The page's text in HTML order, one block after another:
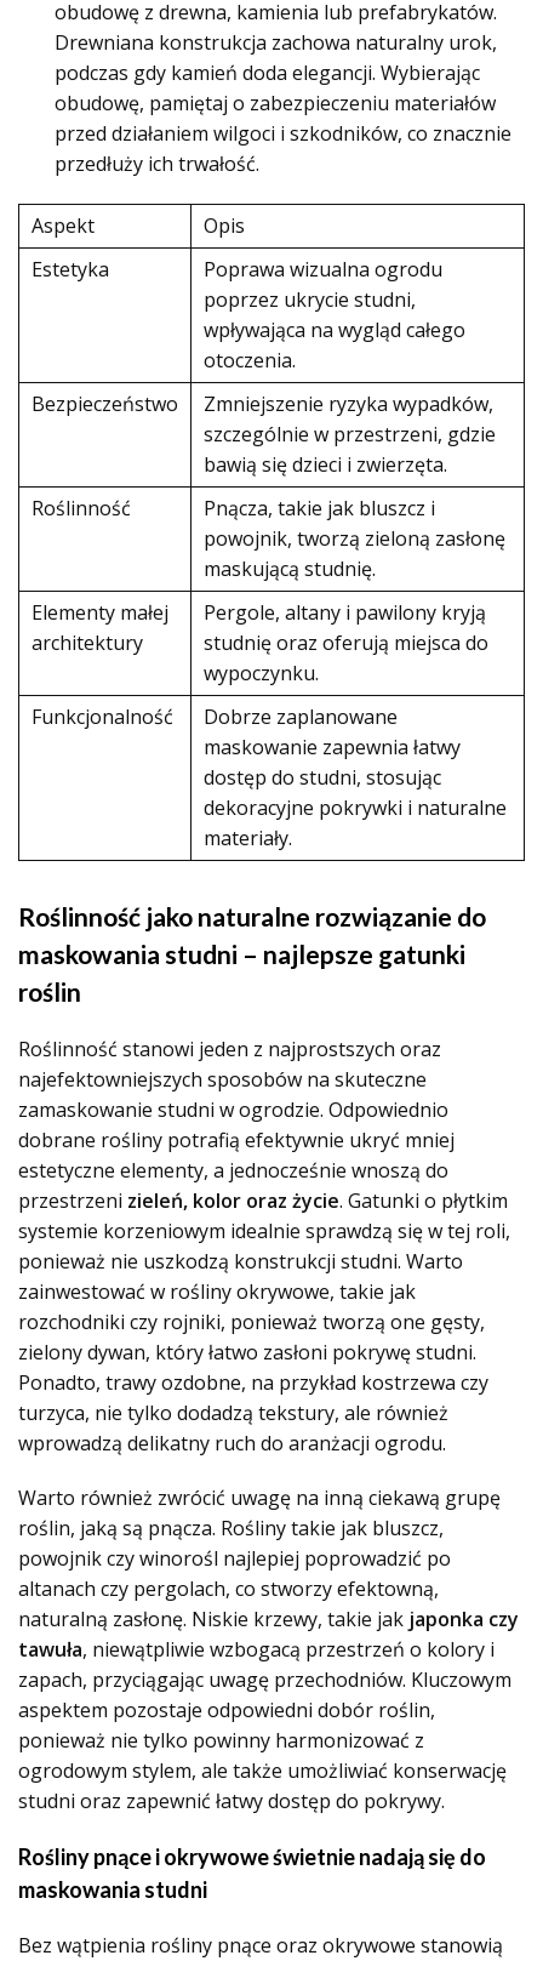
obudowę z drewna, kamienia lub prefabrykatów.
Drewniana konstrukcja zachowa naturalny urok,
podczas gdy kamień doda elegancji. Wybierając
obudowę, pamiętaj o zabezpieczeniu materiałów
przed działaniem wilgoci i szkodników, co znacznie
przedłuży ich trwałość.
Aspekt
Opis
Estetyka
Poprawa wizualna ogrodu
poprzez ukrycie studni,
wpływająca na wygląd całego
otoczenia.
Bezpieczeństwo
Zmniejszenie ryzyka wypadków,
szczególnie w przestrzeni, gdzie
bawią się dzieci i zwierzęta.
Roślinność
Pnącza, takie jak bluszcz i
powojnik, tworzą zieloną zasłonę
maskującą studnię.
Elementy małej
architektury
Pergole, altany i pawilony kryją
studnię oraz oferują miejsca do
wypoczynku.
Funkcjonalność
Dobrze zaplanowane
maskowanie zapewnia łatwy
dostęp do studni, stosując
dekoracyjne pokrywki i naturalne
materiały.
Roślinność jako naturalne rozwiązanie do
maskowania studni – najlepsze gatunki
roślin
Roślinność stanowi jeden z najprostszych oraz
najefektowniejszych sposobów na skuteczne
zamaskowanie studni w ogrodzie. Odpowiednio
dobrane rośliny potrafią efektywnie ukryć mniej
estetyczne elementy, a jednocześnie wnoszą do
przestrzeni zieleń, kolor oraz życie. Gatunki o płytkim
systemie korzeniowym idealnie sprawdzą się w tej roli,
ponieważ nie uszkodzą konstrukcji studni. Warto
zainwestować w rośliny okrywowe, takie jak
rozchodniki czy rojniki, ponieważ tworzą one gęsty,
zielony dywan, który łatwo zasłoni pokrywę studni.
Ponadto, trawy ozdobne, na przykład kostrzewa czy
turzyca, nie tylko dodadzą tekstury, ale również
wprowadzą delikatny ruch do aranżacji ogrodu.
Warto również zwrócić uwagę na inną ciekawą grupę
roślin, jaką są pnącza. Rośliny takie jak bluszcz,
powojnik czy winorośl najlepiej poprowadzić po
altanach czy pergolach, co stworzy efektowną,
naturalną zasłonę. Niskie krzewy, takie jak japonka czy
tawuła, niewątpliwie wzbogacą przestrzeń o kolory i
zapach, przyciągając uwagę przechodniów. Kluczowym
aspektem pozostaje odpowiedni dobór roślin,
ponieważ nie tylko powinny harmonizować z
ogrodowym stylem, ale także umożliwiać konserwację
studni oraz zapewnić łatwy dostęp do pokrywy.
Rośliny pnące i okrywowe świetnie nadają się do
maskowania studni
Bez wątpienia rośliny pnące oraz okrywowe stanowią